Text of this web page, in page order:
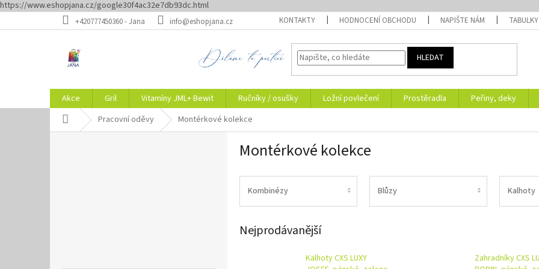
https://www.eshopjana.cz/google30f4ac32e7db93dc.html
na
+420777450360 - Jana info@eshopjana.cz KONTAKTY HODNOCENÍ OBCHODU NAPIŠTE NÁM TABULKY
HLEDAT
Akce Gril Vitamíny JML+ Bewit Ručníky / osušky Ložní povlečení Prostěradla Peřiny, deky
Domů Pracovní oděvy Montérkové kolekce
Montérkové kolekce
Kombinézy Blůzy Kalhoty
Nejprodávanější
Kalhoty CXS LUXY
Zahradníky CXS